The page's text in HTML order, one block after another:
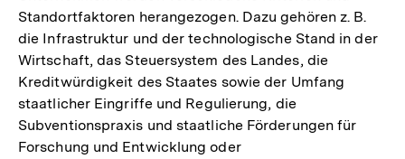
Standortfaktoren herangezogen. Dazu gehören z. B.
die Infrastruktur und der technologische Stand in der
Wirtschaft, das Steuersystem des Landes, die
Kreditwürdigkeit des Staates sowie der Umfang
staatlicher Eingriffe und Regulierung, die
Subventionspraxis und staatliche Förderungen für
Forschung und Entwicklung oder